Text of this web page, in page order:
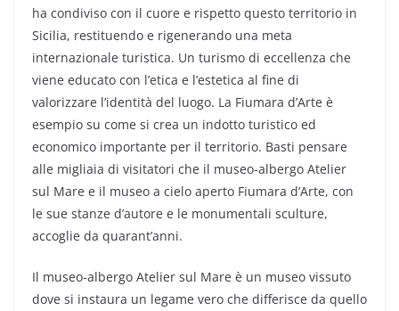
ha condiviso con il cuore e rispetto questo territorio in
Sicilia, restituendo e rigenerando una meta
internazionale turistica. Un turismo di eccellenza che
viene educato con l’etica e l’estetica al fine di
valorizzare l’identità del luogo. La Fiumara d’Arte è
esempio su come si crea un indotto turistico ed
economico importante per il territorio. Basti pensare
alle migliaia di visitatori che il museo-albergo Atelier
sul Mare e il museo a cielo aperto Fiumara d’Arte, con
le sue stanze d’autore e le monumentali sculture,
accoglie da quarant’anni.
Il museo-albergo Atelier sul Mare è un museo vissuto
dove si instaura un legame vero che differisce da quello